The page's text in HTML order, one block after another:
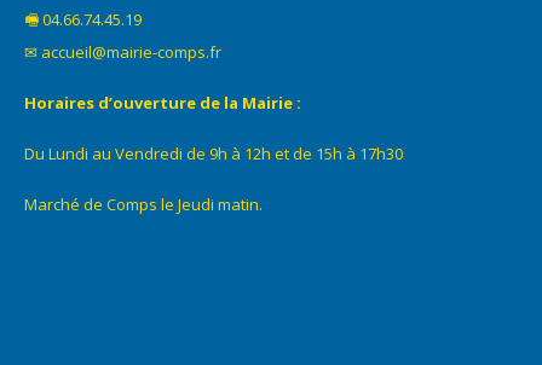
🖷 04.66.74.45.19
✉ accueil@mairie-comps.fr
Horaires d’ouverture de la Mairie :
Du Lundi au Vendredi de 9h à 12h et de 15h à 17h30
Marché de Comps le Jeudi matin.